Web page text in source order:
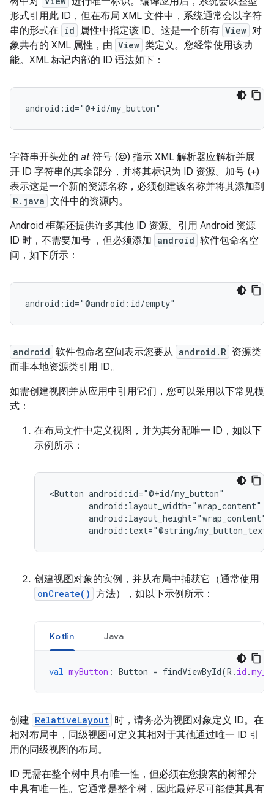
形式引用此 ID，但在布局 XML 文件中，系统通常会以字符
串的形式在 id 属性中指定该 ID。这是一个所有 View 对
象共有的 XML 属性，由 View 类定义。您经常使用该功
能。XML 标记内部的 ID 语法如下：
android:id="@+id/my_button"
字符串开头处的 at 符号 (@) 指示 XML 解析器应解析并展
开 ID 字符串的其余部分，并将其标识为 ID 资源。加号 (+)
表示这是一个新的资源名称，必须创建该名称并将其添加到
R.java 文件中的资源内。
Android 框架还提供许多其他 ID 资源。引用 Android 资源
ID 时，不需要加号 ，但必须添加 android 软件包命名空
间，如下所示：
android:id="@android:id/empty"
android 软件包命名空间表示您要从 android.R 资源类
而非本地资源类引用 ID。
如需创建视图并从应用中引用它们，您可以采用以下常见模
式：
在布局文件中定义视图，并为其分配唯一 ID，如以下
示例所示：
<Button
android:text="@string/
创建视图对象的实例，并从布局中捕获它（通常使用
onCreate() 方法），如以下示例所示：
Kotlin Java
val myButton : Button = findViewById(R . id .
创建 RelativeLayout 时，请务必为视图对象定义 ID。在
相对布局中，同级视图可定义其相对于其他通过唯一 ID 引
用的同级视图的布局。
ID 无需在整个树中具有唯一性，但必须在您搜索的树部分
中具有唯一性。它通常是整个树，因此最好尽可能使其具有